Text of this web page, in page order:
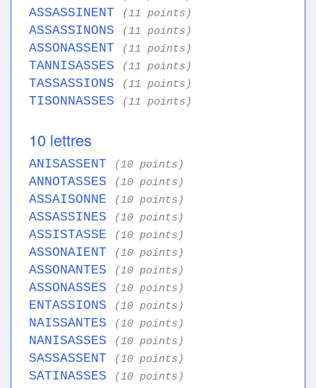
ASSASSINENT (11 points)
ASSASSINONS (11 points)
ASSONASSENT (11 points)
TANNISASSES (11 points)
TASSASSIONS (11 points)
TISONNASSES (11 points)
10 lettres
ANISASSENT (10 points)
ANNOTASSES (10 points)
ASSAISONNE (10 points)
ASSASSINES (10 points)
ASSISTASSE (10 points)
ASSONAIENT (10 points)
ASSONANTES (10 points)
ASSONASSES (10 points)
ENTASSIONS (10 points)
NAISSANTES (10 points)
NANISASSES (10 points)
SASSASSENT (10 points)
SATINASSES (10 points)